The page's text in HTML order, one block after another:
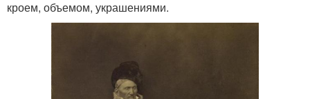
кроем, объемом, украшениями.